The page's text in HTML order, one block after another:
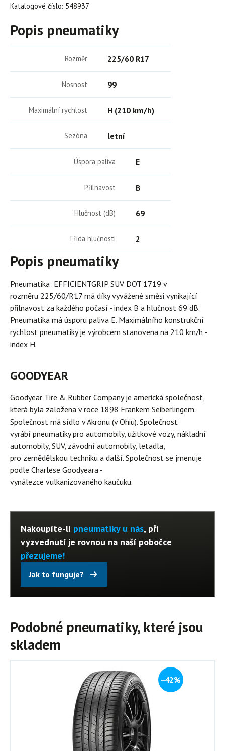
Katalogové číslo: 548937
Popis pneumatiky
Rozměr 225/60 R17
Nosnost 99
Maximální rychlost H (210 km/h)
Sezóna letní
Úspora paliva E
Přilnavost B
Hlučnost (dB) 69
Třída hlučnosti 2
Popis pneumatiky
Pneumatika EFFICIENTGRIP SUV DOT 1719 v
rozměru 225/60/R17 má díky vyvážené směsi vynikající
přilnavost za každého počasí - index B a hlučnost 69 dB.
Pneumatika má úsporu paliva E. Maximálního konstrukční
rychlost pneumatiky je výrobcem stanovena na 210 km/h -
index H.
GOODYEAR
Goodyear Tire & Rubber Company je americká společnost,
která byla založena v roce 1898 Frankem Seiberlingem.
Společnost má sídlo v Akronu (v Ohiu). Společnost
vyrábí pneumatiky pro automobily, užitkové vozy, nákladní
automobily, SUV, závodní automobily, letadla,
pro zemědělskou techniku a další. Společnost se jmenuje
podle Charlese Goodyeara -
vynálezce vulkanizovaného kaučuku.
Nakoupíte-li pneumatiky u nás, při
vyzvednutí je rovnou na naší pobočce
přezujeme!
Jak to funguje?
Podobné pneumatiky, které jsou
skladem
−42%